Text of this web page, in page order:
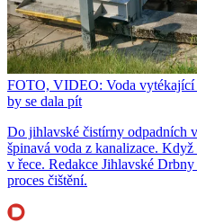
FOTO, VIDEO: Voda vytékající
by se dala pít
Do jihlavské čistírny odpadních
špinavá voda z kanalizace.
v řece. Redakce Jihlavské
proces čištění.